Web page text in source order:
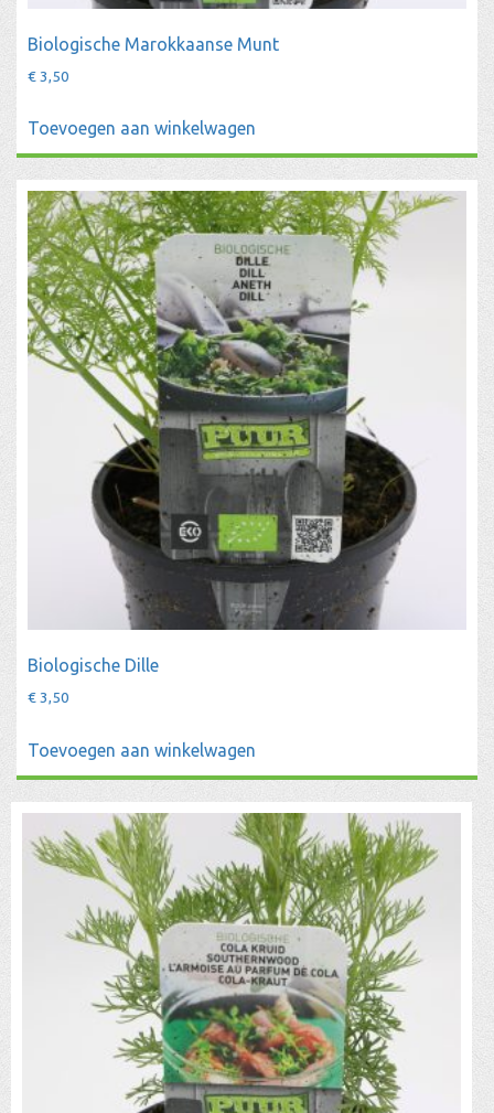
Biologische Marokkaanse Munt
€3,50
Toevoegen aan winkelwagen
Biologische Dille
€3,50
Toevoegen aan winkelwagen